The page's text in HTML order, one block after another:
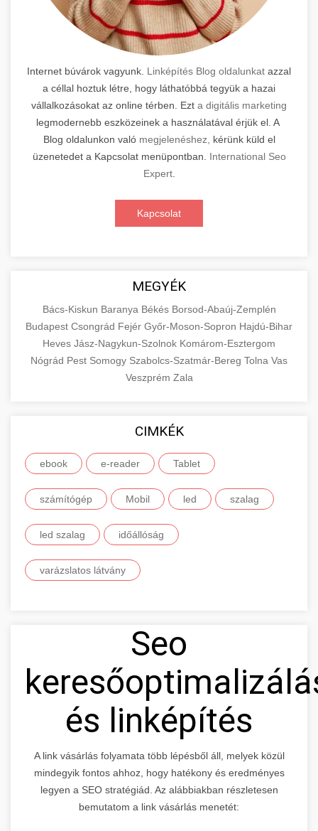
Internet búvárok vagyunk. Linképítés Blog oldalunkat azzal
a céllal hoztuk létre, hogy láthatóbbá tegyük a hazai
vállalkozásokat az online térben. Ezt a digitális marketing
legmodernebb eszközeinek a használatával érjük el. A
Blog oldalunkon való megjelenéshez,
kérünk küld el
üzenetedet a Kapcsolat menüpontban. International Seo
Expert.
Kapcsolat
MEGYÉK
Bács-Kiskun Baranya Békés Borsod-Abaúj-Zemplén
Budapest Csongrád Fejér Győr-Moson-Sopron Hajdú-Bihar
Heves Jász-Nagykun-Szolnok Komárom-Esztergom
Nógrád Pest Somogy Szabolcs-Szatmár-Bereg Tolna Vas
Veszprém Zala
CIMKÉK
ebook e-reader Tablet
számítógép Mobil led szalag
led szalag időállóság
varázslatos látvány
Seo
és linképítés
A link vásárlás folyamata több lépésből áll, melyek közül
mindegyik fontos ahhoz, hogy hatékony és eredményes
legyen a SEO stratégiád. Az alábbiakban részletesen
bemutatom a link vásárlás menetét: